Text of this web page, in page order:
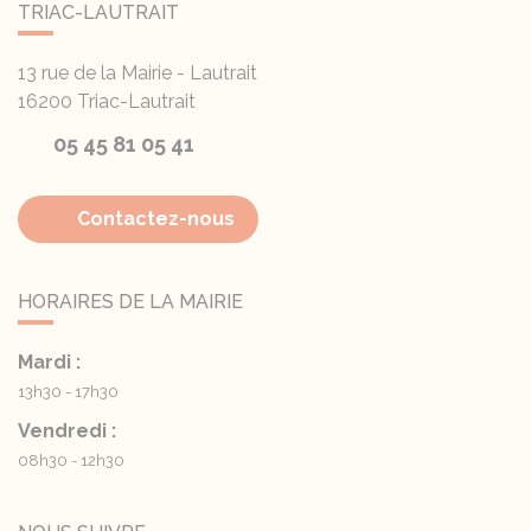
TRIAC-LAUTRAIT
13 rue de la Mairie - Lautrait
16200 Triac-Lautrait
05 45 81 05 41
Contactez-nous
HORAIRES DE LA MAIRIE
Mardi :
13h30 - 17h30
Vendredi :
08h30 - 12h30